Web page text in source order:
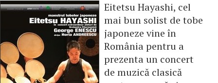
Eitetsu Hayashi, cel
mai bun solist de tobe
japoneze vine în
România pentru a
prezenta un concert
de muzică clasică